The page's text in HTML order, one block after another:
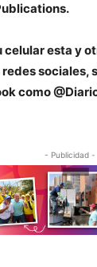
celular esta y
sociales,
como
- Publicidad -